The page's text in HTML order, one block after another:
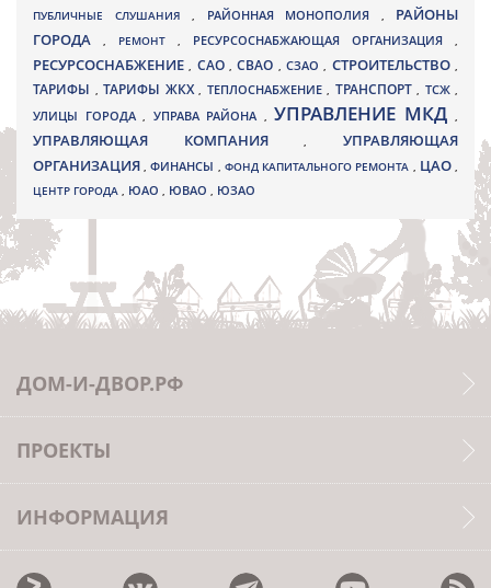
ПУБЛИЧНЫЕ СЛУШАНИЯ , РАЙОННАЯ МОНОПОЛИЯ , РАЙОНЫ
ГОРОДА
, РЕМОНТ , РЕСУРСОСНАБЖАЮЩАЯ ОРГАНИЗАЦИЯ ,
РЕСУРСОСНАБЖЕНИЕ, САО,СВАО ,СЗАО, СТРОИТЕЛЬСТВО,
ТАРИФЫ , ТАРИФЫ ЖКХ , ТЕПЛОСНАБЖЕНИЕ , ТРАНСПОРТ , ТСЖ ,
УЛИЦЫ ГОРОДА , УПРАВА РАЙОНА , УПРАВЛЕНИЕ МКД ,
УПРАВЛЯЮЩАЯ КОМПАНИЯ,УПРАВЛЯЮЩАЯ
ОРГАНИЗАЦИЯ,ФИНАНСЫ , ФОНД КАПИТАЛЬНОГО РЕМОНТА , ЦАО,
ЦЕНТР ГОРОДА , ЮАО , ЮВАО , ЮЗАО
ДОМ-И-ДВОР.РФ
ПРОЕКТЫ
ИНФОРМАЦИЯ